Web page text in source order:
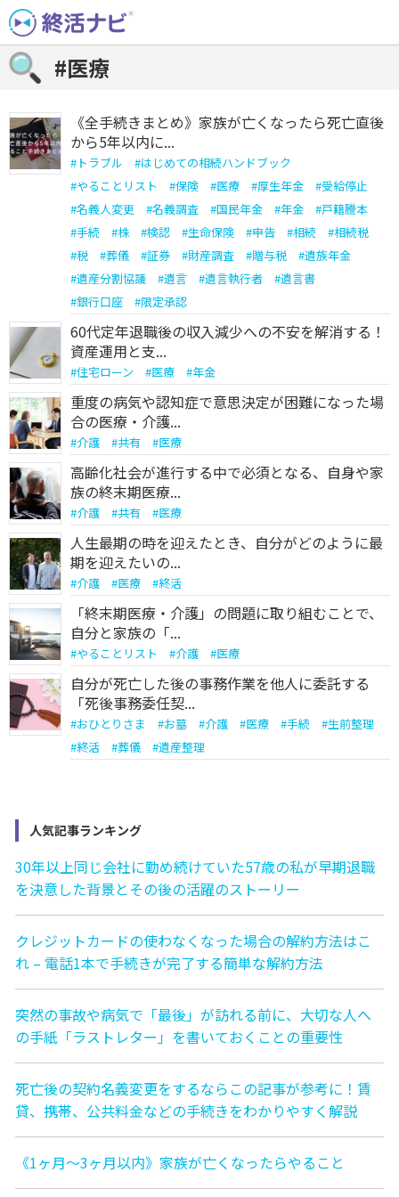
Skip
to
content
#医療
《全手続きまとめ》家族が亡くなったら死亡直後
から5年以内に...
# トラブル #はじめての相続ハンドブック
#やることリスト #保険 #医療 #厚生年金 #受給停止
#名義人変更 #名義調査 #国民年金 #年金 #戸籍謄本
#手続 #株 #検認 #生命保険 #申告 #相続 #相続税
#税 #葬儀 #証券 #財産調査 #贈与税 #遺族年金
#遺産分割協議 #遺言 #遺言執行者 #遺言書
#銀行口座 #限定承認
60代定年退職後の収入減少への不安を解消する！
資産運用と支...
#住宅ローン #医療 #年金
重度の病気や認知症で意思決定が困難になった場
合の医療・介護...
#介護 #共有 #医療
高齢化社会が進行する中で必須となる、自身や家
族の終末期医療...
#介護 #共有 #医療
人生最期の時を迎えたとき、自分がどのように最
期を迎えたいの...
#介護 #医療 #終活
「終末期医療・介護」の問題に取り組むことで、
自分と家族の「...
#やることリスト #介護 #医療
自分が死亡した後の事務作業を他人に委託する
「死後事務委任契...
#おひとりさま #お墓 #介護 #医療 #手続 #生前整理
#終活 #葬儀 #遺産整理
人気記事ランキング
30年以上同じ会社に勤め続けていた57歳の私が早期退職
を決意した背景とその後の活躍のストーリー
クレジットカードの使わなくなった場合の解約方法はこ
れ – 電話1本で手続きが完了する簡単な解約方法
突然の事故や病気で「最後」が訪れる前に、大切な人へ
の手紙「ラストレター」を書いておくことの重要性
死亡後の契約名義変更をするならこの記事が参考に！賃
貸、携帯、公共料金などの手続きをわかりやすく解説
《1ヶ月〜3ヶ月以内》家族が亡くなったらやること